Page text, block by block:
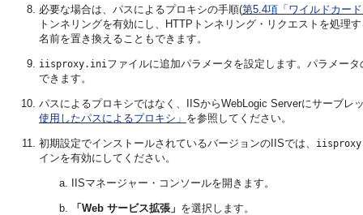
必要な場合は、パスによるプロキシの手順(第5.4項「ワイルドカー
トンネリングを有効にし、HTTPトンネリング・リクエストを処理
名前を置き換えることもできます。
iisproxy.ini ファイルに追加パラメータを設定します。パラメー
できます。
パスによるプロキシではなく、IISからWebLogic Serverにサーブレ
使用したパスによるプロキシ」 を参照してください。
初期設定でインストールされているバージョンのIISでは、
インを有効にしてください。
IISマネージャー・コンソールを開きます。
「Web サービス拡張」 を選択します。